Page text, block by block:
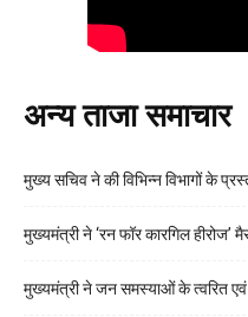
अन्य ताजा समाचार
मुख्य सचिव ने की विभिन्न विभागों के
मुख्यमंत्री ने ‘रन फॉर कारगिल हीरोज’
मुख्यमंत्री ने जन समस्याओं के त्वरित एवं